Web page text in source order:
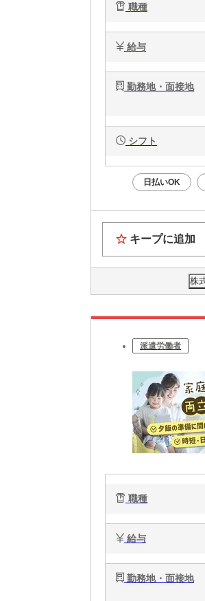
職種
給与
勤務地・面接地
シフト
日払いOK
キープに追加
株
派遣労働者
職種
給与
勤務地・面接地